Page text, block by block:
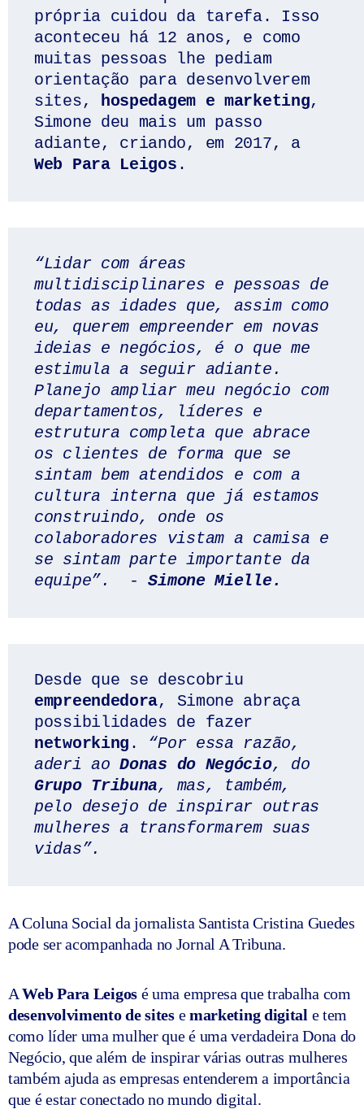
própria cuidou da tarefa. Isso
aconteceu há 12 anos, e como
muitas pessoas lhe pediam
orientação para desenvolverem
sites, hospedagem e marketing,
Simone deu mais um passo
adiante, criando, em 2017, a
Web Para Leigos .
“Lidar com áreas
multidisciplinares e pessoas de
todas as idades que, assim como
eu, querem empreender em novas
ideias e negócios, é o que me
estimula a seguir adiante.
Planejo ampliar meu negócio com
departamentos, líderes e
estrutura completa que abrace
os clientes de forma que se
sintam bem atendidos e com a
cultura interna que já estamos
construindo, onde os
colaboradores vistam a camisa e
se sintam parte importante da
equipe”.
  -
Simone Mielle.
Desde que se descobriu
empreendedora, Simone abraça
networking .
“Por essa razão,
aderi ao Donas do Negócio
Grupo Tribuna, mas, também,
pelo desejo de inspirar outras
mulheres a transformarem suas
vidas”.
A Coluna Social da jornalista Santista Cristina Guedes
pode ser acompanhada no Jornal A Tribuna.
AWeb Para Leigosé uma empresa que trabalha com
desenvolvimento de sitesemarketing digital e tem
como líder uma mulher que é uma verdadeira Dona do
Negócio, que além de inspirar várias outras mulheres
também ajuda as empresas entenderem a importância
que é estar conectado no mundo digital.